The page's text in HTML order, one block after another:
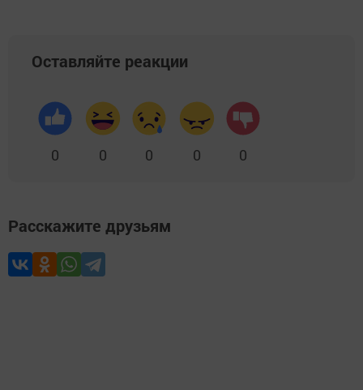
Оставляйте реакции
0 0 0 0 0
Расскажите друзьям